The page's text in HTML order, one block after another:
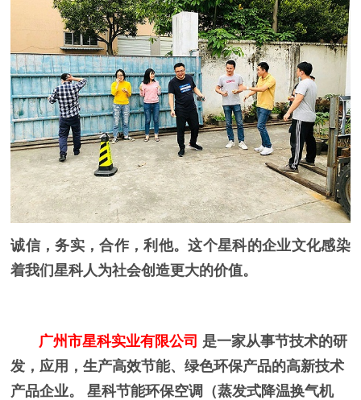
诚信，务实，合作，利他。这个星科的企业文化感染
着我们星科人为社会创造更大的价值。
广州市星科实业有限公司 是一家从事节技术的研
发，应用，生产高效节能、绿色环保产品的高新技术
产品企业。 星科节能环保空调（蒸发式降温换气机